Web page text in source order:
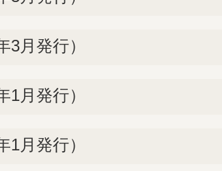
月発行）
月発行）
月発行）